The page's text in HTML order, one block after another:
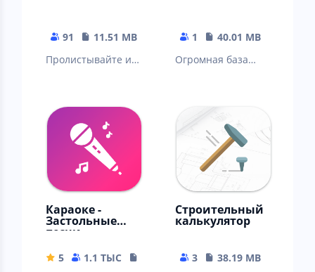
91
11.51 MB
Пролистывайте и
набрать 2048 или
больше очков!
1
40.01 MB
Огромная база
можно петь под
музыку.
Караоке -
Застольные
песни
5 1.1 ТЫС
10.01 MB
Строительный
калькулятор
3
38.19 MB